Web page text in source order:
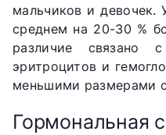
мальчиков и
среднем на 20-30 %
различие связано
эритроцитов и
меньшими размерами
Гормональная